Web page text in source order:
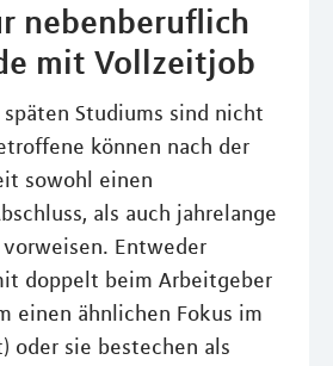
nebenberuflich
mit Vollzeitjob
Studiums sind nicht
können nach der
sowohl einen
als auch jahrelange
Entweder
doppelt beim Arbeitgeber
einen ähnlichen Fokus im
oder sie bestechen als